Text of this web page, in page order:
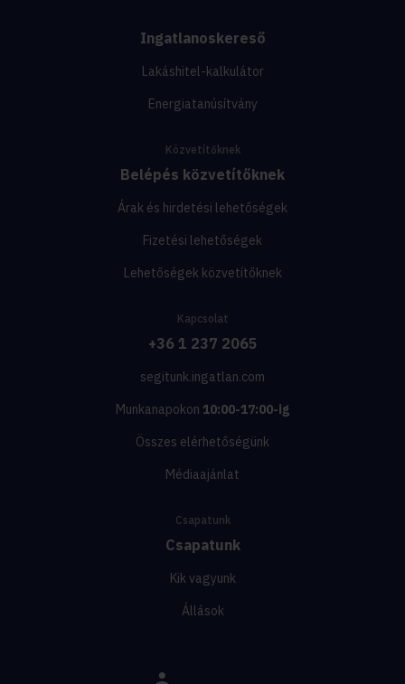
Ingatlanoskereső
Lakáshitel-kalkulátor
Energiatanúsítvány
Közvetítőknek
Belépés közvetítőknek
Árak és hirdetési lehetőségek
Fizetési lehetőségek
Lehetőségek közvetítőknek
Kapcsolat
+36 1 237 2065
segitunk.ingatlan.com
Munkanapokon 10:00-17:00-ig
Összes elérhetőségünk
Médiaajánlat
Csapatunk
Csapatunk
Kik vagyunk
Állások